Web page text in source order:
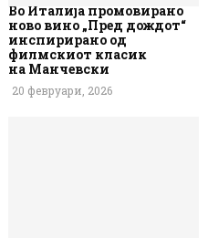
Во Италија промовирано
ново вино „Пред дождот“
инспирирано од
филмскиот класик
на Манчевски
20 февруари, 2026